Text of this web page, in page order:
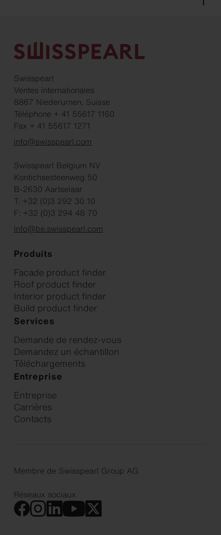
Swisspearl
Ventes internationales
8867 Niederurnen, Suisse
Téléphone + 41 55617 1160
Fax + 41 55617 1271
info@swisspearl.com
Swisspearl Belgium NV
Kontichsesteenweg 50
B-2630 Aartselaar
T: +32 (0)3 292 30 10
F: +32 (0)3 294 48 70
Info@be.swisspearl.com
Produits
Facade product finder
Roof product finder
Interior product finder
Build product finder
Services
Demande de rendez-vous
Demandez un échantillon
Téléchargements
Entreprise
Entreprise
Carrières
Contacts
Membre de Swisspearl Group AG
Réseaux sociaux